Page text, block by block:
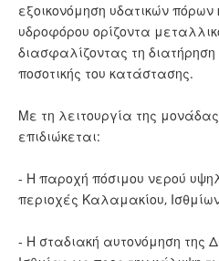
εξοικονόμηση υδατικών πόρων
υδροφόρου ορίζοντα
διασφαλίζοντας τη διατήρηση
ποσοτικής του κατάστασης.
Με τη λειτουργία της
επιδιώκεται:
- Η παροχή πόσιμου νερού
περιοχές Καλαμακίου,
- Η σταδιακή αυτονόμηση της